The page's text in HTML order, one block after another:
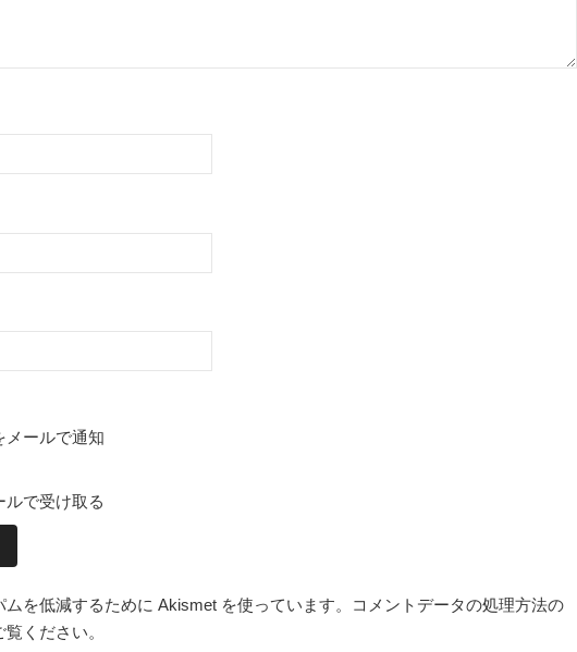
メールで通知
ルで受け取る
を低減するために Akismet を使っています。
コメントデータの処理方法の
覧ください。